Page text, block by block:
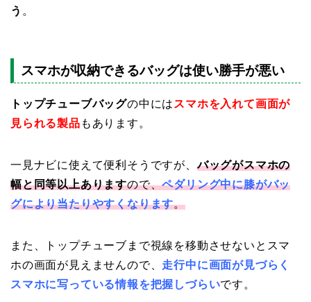
う 。
スマホが収納できるバッグは使い勝手が悪い
トップチューブバッグの中にはスマホを入れて画面が
見られる製品 もあります。
一見ナビに使えて便利そうですが、バッグがスマホの
幅と同等以上ありますので、ペダリング中に膝がバッ
グにより当たりやすくなります。
また、トップチューブまで視線を移動させないとスマ
ホの画面が見えませんので、 走行中に画面が見づらく
スマホに写っている情報を把握しづらいです。